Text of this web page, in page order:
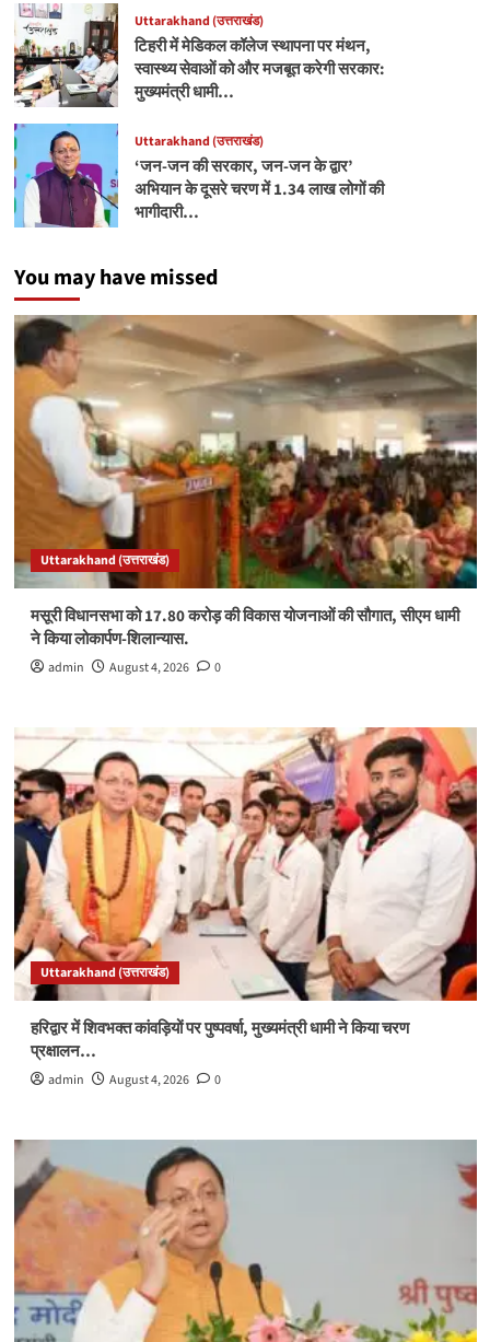
Uttarakhand (उत्तराखंड)
टिहरी में मेडिकल कॉलेज स्थापना पर मंथन,
स्वास्थ्य सेवाओं को और मजबूत करेगी सरकार:
मुख्यमंत्री धामी…
Uttarakhand (उत्तराखंड)
‘जन-जन की सरकार, जन-जन के द्वार’
अभियान के दूसरे चरण में 1.34 लाख लोगों की
भागीदारी…
You may have missed
Uttarakhand (उत्तराखंड)
मसूरी विधानसभा को 17.80 करोड़ की विकास योजनाओं की सौगात, सीएम धामी
ने किया लोकार्पण-शिलान्यास.
admin August 4, 2026 0
Uttarakhand (उत्तराखंड)
हरिद्वार में शिवभक्त कांवड़ियों पर पुष्पवर्षा, मुख्यमंत्री धामी ने किया चरण
प्रक्षालन…
admin August 4, 2026 0